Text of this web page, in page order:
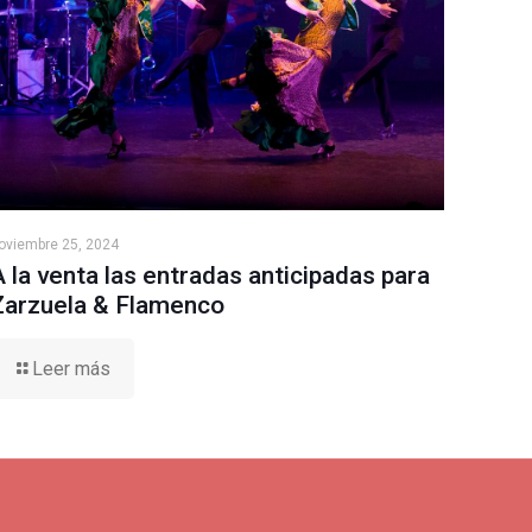
25, 2024
la venta las entradas anticipadas para
& Flamenco
Leer más